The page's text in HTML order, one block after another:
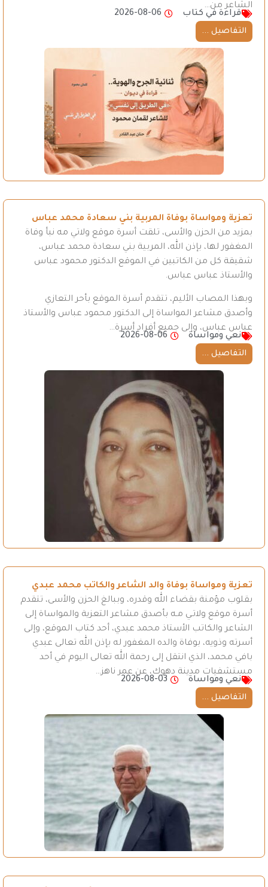
الشاعر من…
قراءة في كتاب
2026-08-06
التفاصيل ...
تعزية ومواساة بوفاة المربية بني سعادة محمد عباس
بمزيد من الحزن والأسى، تلقت أسرة موقع ولاتي مه نبأ وفاة
المغفور لها، بإذن الله، المربية بني سعادة محمد عباس،
شقيقة كل من الكاتبين في الموقع الدكتور محمود عباس
والأستاذ عباس عباس.
وبهذا المصاب الأليم، تتقدم أسرة الموقع بأحر التعازي
وأصدق مشاعر المواساة إلى الدكتور محمود عباس والأستاذ
عباس عباس، وإلى جميع أفراد أسرة…
نعي ومواساة
2026-08-06
التفاصيل ...
تعزية ومواساة بوفاة والد الشاعر والكاتب محمد عبدي
بقلوب مؤمنة بقضاء الله وقدره، وببالغ الحزن والأسى، تتقدم
أسرة موقع ولاتـي مـه بأصدق مشاعر التعزية والمواساة إلى
الشاعر والكاتب الأستاذ محمد عبدي، أحد كتاب الموقع، وإلى
أسرته وذويه، بوفاة والده المغفور له بإذن الله تعالى عبدي
بافي محمد، الذي انتقل إلى رحمة الله تعالى اليوم في أحد
مستشفيات مدينة دهوك، عن عمر ناهز…
نعي ومواساة
2026-08-03
التفاصيل ...